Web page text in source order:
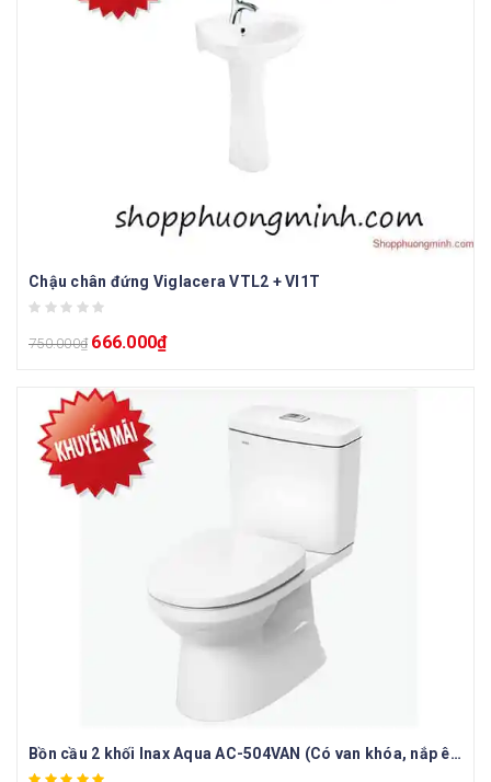
Chậu chân đứng Viglacera VTL2 + VI1T
750.000₫ 666.000₫
Bồn cầu 2 khối Inax Aqua AC-504VAN (Có van khóa, nắp êm)